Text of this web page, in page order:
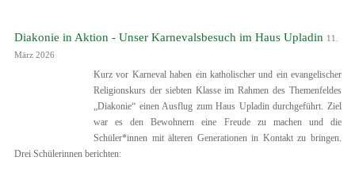
Diakonie in Aktion - Unser Karnevalsbesuch im Haus Upladin 11.
März 2026
Kurz vor Karneval haben ein katholischer und ein evangelischer
Religionskurs der siebten Klasse im Rahmen des Themenfeldes
„Diakonie“ einen Ausflug zum Haus Upladin durchgeführt. Ziel
war es den Bewohnern eine Freude zu machen und die
Schüler*innen mit älteren Generationen in Kontakt zu bringen.
Drei Schülerinnen berichten: